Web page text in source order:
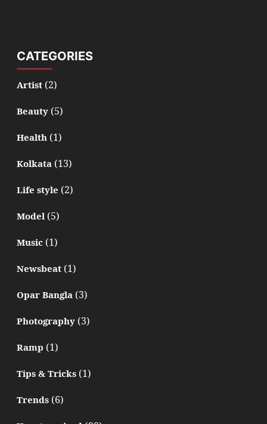
CATEGORIES
Artist(2)
Beauty(5)
Health(1)
Kolkata(13)
Life style (2)
Model(5)
Music(1)
Newsbeat(1)
Opar Bangla(3)
Photography(3)
Ramp (1)
Tips & Tricks(1)
Trends(6)